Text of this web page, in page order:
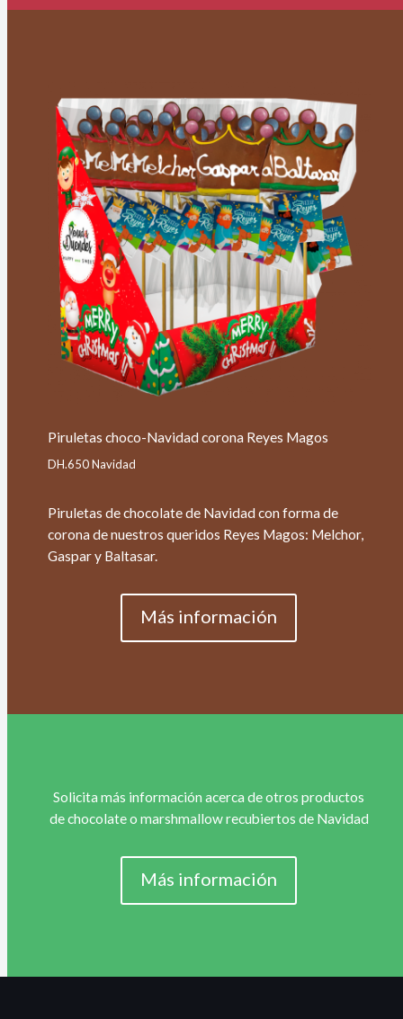
Piruletas choco-Navidad corona Reyes Magos
DH.650 Navidad
Piruletas de chocolate de Navidad con forma de
corona de nuestros queridos Reyes Magos: Melchor,
Gaspar y Baltasar.
Más información
Solicita más información acerca de otros productos
de chocolate o marshmallow recubiertos de Navidad
Más información